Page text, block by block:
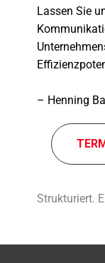
Lassen Sie
– Henning
Strukturiert.